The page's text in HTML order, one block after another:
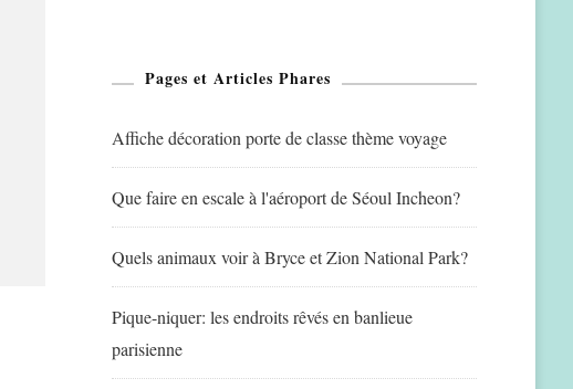
Pages et Articles Phares
Affiche décoration porte de classe thème voyage
Que faire en escale à l'aéroport de Séoul Incheon?
Quels animaux voir à Bryce et Zion National Park?
Pique-niquer: les endroits rêvés en banlieue
parisienne